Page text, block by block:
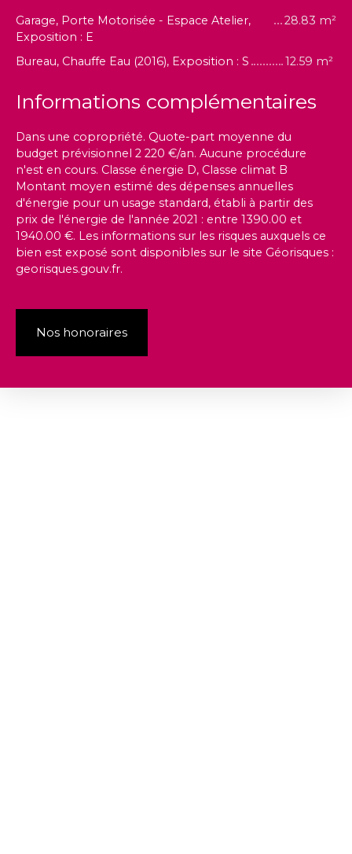
Garage, Porte Motorisée - Espace Atelier,
Exposition : E
28.83 m²
Bureau, Chauffe Eau (2016), Exposition : S 12.59 m²
Informations complémentaires
Dans une copropriété. Quote-part moyenne du
budget prévisionnel 2 220 €/an. Aucune procédure
n'est en cours. Classe énergie D, Classe climat B
Montant moyen estimé des dépenses annuelles
d'énergie pour un usage standard, établi à partir des
prix de l'énergie de l'année 2021 : entre 1390.00 et
1940.00 €. Les informations sur les risques auxquels ce
bien est exposé sont disponibles sur le site Géorisques :
georisques.gouv.fr.
Nos honoraires